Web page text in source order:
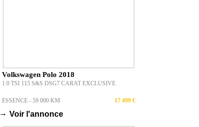
Volkswagen Polo 2018
1.0 TSI 115 S&S DSG7 CARAT EXCLUSIVE
ESSENCE - 59 000 KM 17 499 €
→ Voir l'annonce